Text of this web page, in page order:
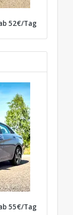
52€/Tag
55€/Tag